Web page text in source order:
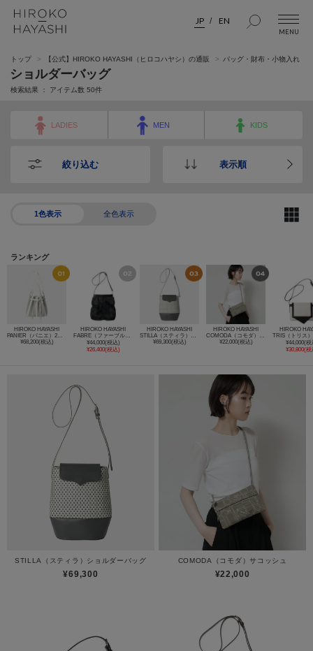
JP EN
トップ 【公式】HIROKO HAYASHI（ヒロコハヤシ）の通販 バッグ・財布・小物入れ
ショルダーバッグ
検索結果 ： アイテム数 50件
LADIES MEN KIDS
絞り込む 表示順
1色表示 全色表示
ランキング
HIROKO HAYASHI
¥68,200(税込)
HIROKO HAYASHI
¥44,000(税込)
¥26,400(税込)
HIROKO HAYASHI
¥69,300(税込)
HIROKO HAYASHI
¥22,000(税込)
HIROKO
¥44,000(税
¥30,800(税
STILLA（スティラ）ショルダーバッグ
¥69,300
COMODA（コモダ）サコッシュ
¥22,000